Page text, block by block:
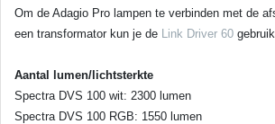
Om de Adagio Pro lampen te verbinden met de
een transformator kun je de Link Driver 60
Aantal lumen/lichtsterkte
Spectra DVS 100 wit: 2300 lumen
Spectra DVS 100 RGB: 1550 lumen